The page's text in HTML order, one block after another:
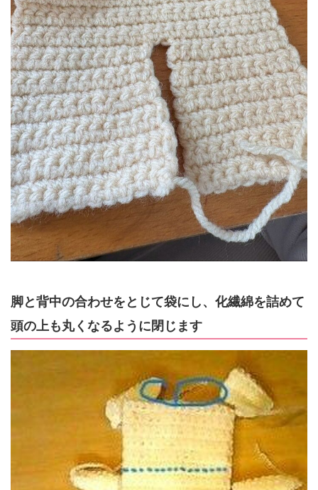
脚と背中の合わせをとじて袋にし、化繊綿を詰めて
頭の上も丸くなるように閉じます